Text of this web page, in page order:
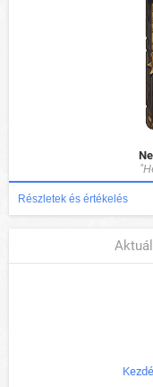
Részletek és értékelés